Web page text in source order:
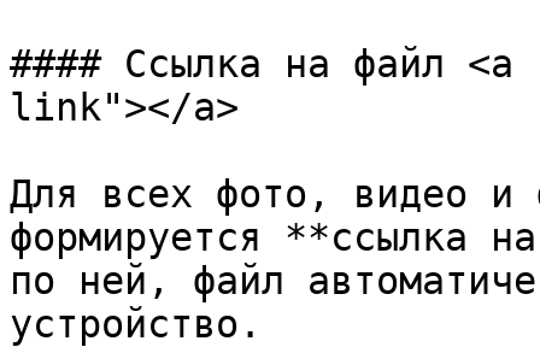
#### Ссылка на
link"></a>
Для всех фото, видео и
формируется **ссылка
по ней, файл
устройство.